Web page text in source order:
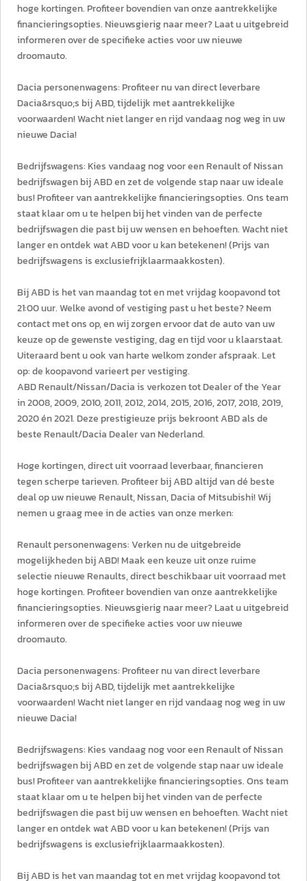
hoge kortingen. Profiteer bovendien van onze aantrekkelijke
financieringsopties. Nieuwsgierig naar meer? Laat u uitgebreid
informeren over de specifieke acties voor uw nieuwe
droomauto.
Dacia personenwagens: Profiteer nu van direct leverbare
Dacia&rsquo;s bij ABD, tijdelijk met aantrekkelijke
voorwaarden! Wacht niet langer en rijd vandaag nog weg in uw
nieuwe Dacia!
Bedrijfswagens: Kies vandaag nog voor een Renault of Nissan
bedrijfswagen bij ABD en zet de volgende stap naar uw ideale
bus! Profiteer van aantrekkelijke financieringsopties. Ons team
staat klaar om u te helpen bij het vinden van de perfecte
bedrijfswagen die past bij uw wensen en behoeften. Wacht niet
langer en ontdek wat ABD voor u kan betekenen! (Prijs van
bedrijfswagens is exclusiefrijklaarmaakkosten).
Bij ABD is het van maandag tot en met vrijdag koopavond tot
21:00 uur. Welke avond of vestiging past u het beste? Neem
contact met ons op, en wij zorgen ervoor dat de auto van uw
keuze op de gewenste vestiging, dag en tijd voor u klaarstaat.
Uiteraard bent u ook van harte welkom zonder afspraak. Let
op: de koopavond varieert per vestiging.
ABD Renault/Nissan/Dacia is verkozen tot Dealer of the Year
in 2008, 2009, 2010, 2011, 2012, 2014, 2015, 2016, 2017, 2018, 2019,
2020 én 2021. Deze prestigieuze prijs bekroont ABD als de
beste Renault/Dacia Dealer van Nederland.
Hoge kortingen, direct uit voorraad leverbaar, financieren
tegen scherpe tarieven. Profiteer bij ABD altijd van dé beste
deal op uw nieuwe Renault, Nissan, Dacia of Mitsubishi! Wij
nemen u graag mee in de acties van onze merken:
Renault personenwagens: Verken nu de uitgebreide
mogelijkheden bij ABD! Maak een keuze uit onze ruime
selectie nieuwe Renaults, direct beschikbaar uit voorraad met
hoge kortingen. Profiteer bovendien van onze aantrekkelijke
financieringsopties. Nieuwsgierig naar meer? Laat u uitgebreid
informeren over de specifieke acties voor uw nieuwe
droomauto.
Dacia personenwagens: Profiteer nu van direct leverbare
Dacia&rsquo;s bij ABD, tijdelijk met aantrekkelijke
voorwaarden! Wacht niet langer en rijd vandaag nog weg in uw
nieuwe Dacia!
Bedrijfswagens: Kies vandaag nog voor een Renault of Nissan
bedrijfswagen bij ABD en zet de volgende stap naar uw ideale
bus! Profiteer van aantrekkelijke financieringsopties. Ons team
staat klaar om u te helpen bij het vinden van de perfecte
bedrijfswagen die past bij uw wensen en behoeften. Wacht niet
langer en ontdek wat ABD voor u kan betekenen! (Prijs van
bedrijfswagens is exclusiefrijklaarmaakkosten).
Bij ABD is het van maandag tot en met vrijdag koopavond tot